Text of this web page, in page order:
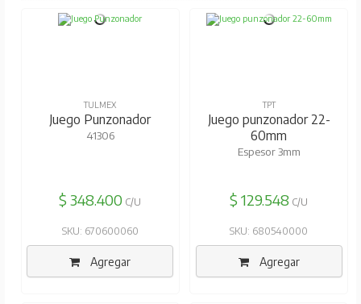
TULMEX
Juego Punzonador
41306
$ 348.400 C/U
SKU: 670600060
Agregar
TPT
Juego punzonador 22-
60mm
Espesor 3mm
$ 129.548 C/U
SKU: 680540000
Agregar